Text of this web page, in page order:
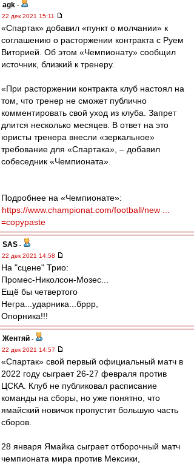
agk -
22 дек 2021 15:11
«Спартак» добавил «пункт о молчании» к
соглашению о расторжении контракта с Руем
Виторией. Об этом «Чемпионату» сообщил
источник, близкий к тренеру.
«При расторжении контракта клуб настоял на
том, что тренер не сможет публично
комментировать свой уход из клуба. Запрет
длится несколько месяцев. В ответ на это
юристы тренера внесли «зеркальное»
требование для «Спартака», – добавил
собеседник «Чемпионата».
Подробнее на «Чемпионате»:
https://www.championat.com/football/new ...
=copypaste
SAS -
22 дек 2021 14:58
На "сцене" Трио:
Промес-Николсон-Мозес...
Ещё бы четвертого
Негра...ударника...бррр,
Опорника!!!
Жентяй -
22 дек 2021 14:57
«Спартак» свой первый официальный матч в
2022 году сыграет 26-27 февраля против
ЦСКА. Клуб не публиковал расписание
команды на сборы, но уже понятно, что
ямайский новичок пропустит большую часть
сборов.
28 января Ямайка сыграет отборочный матч
чемпионата мира против Мексики,